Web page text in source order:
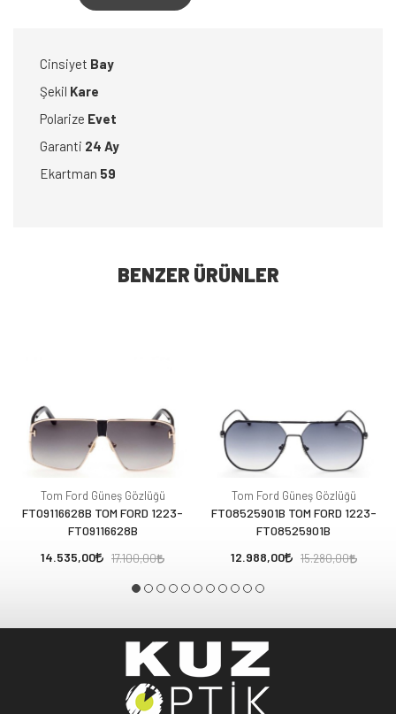
Cinsiyet Bay
Şekil Kare
Polarize Evet
Garanti 24 Ay
Ekartman 59
BENZER ÜRÜNLER
Tom Ford Güneş Gözlüğü
FT09116628B TOM FORD 1223-
FT09116628B
14.535,00
17.100,00
Tom Ford Güneş Gözlüğü
FT08525901B TOM FORD 1223-
FT08525901B
12.988,00
15.280,00